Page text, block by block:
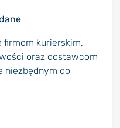
firmom kurierskim,
oraz dostawcom
niezbędnym do